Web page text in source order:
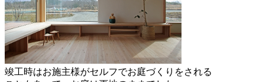
竣工時はお施主様がセルフでお庭づくりをされる